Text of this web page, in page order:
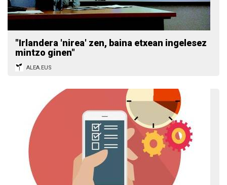
"Irlandera 'nirea' zen, baina etxean ingelesez
mintzo ginen"
ALEA.EUS